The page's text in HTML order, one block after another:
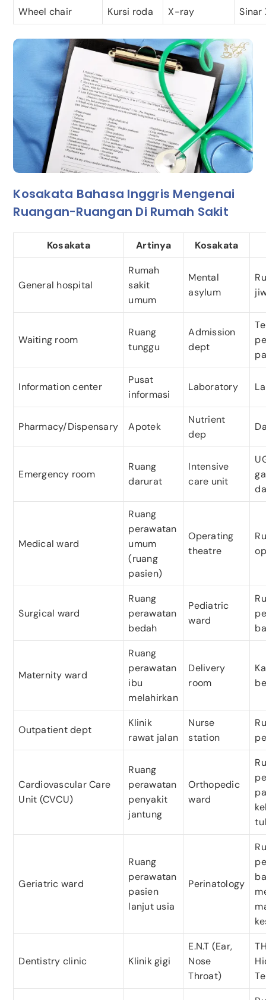
Wheel chair Kursi roda X-ray Sinar
Kosakata Bahasa Inggris Mengenai
Ruangan-Ruangan Di Rumah Sakit
Kosakata Artinya Kosakata
General hospital
Rumah
sakit
umum
Mental
asylum
Waiting room
Ruang
tunggu
Admission
dept
Information center
Pusat
informasi
Laboratory
Pharmacy/Dispensary Apotek
Nutrient
dep
Emergency room
Ruang
darurat
Intensive
care unit
Medical ward
Ruang
perawatan
umum
(ruang
pasien)
Operating
theatre
Surgical ward
Ruang
perawatan
bedah
Pediatric
ward
Maternity ward
Ruang
perawatan
ibu
melahirkan
Delivery
room
Outpatient dept
Klinik
rawat jalan
Nurse
station
Cardiovascular Care
Unit (CVCU)
Ruang
perawatan
penyakit
jantung
Orthopedic
ward
Geriatric ward
Ruang
perawatan
pasien
lanjut usia
Perinatology
Dentistry clinic Klinik gigi
E.N.T (Ear,
Nose
Throat)